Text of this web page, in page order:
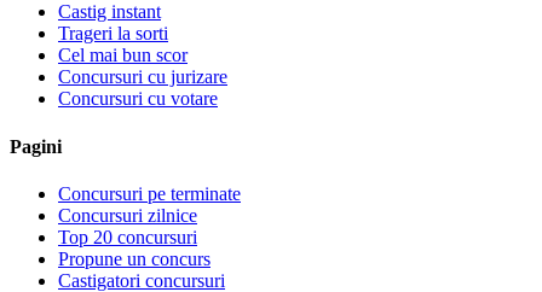
Castig instant
Trageri la sorti
Cel mai bun scor
Concursuri cu jurizare
Concursuri cu votare
Pagini
Concursuri pe terminate
Concursuri zilnice
Top 20 concursuri
Propune un concurs
Castigatori concursuri